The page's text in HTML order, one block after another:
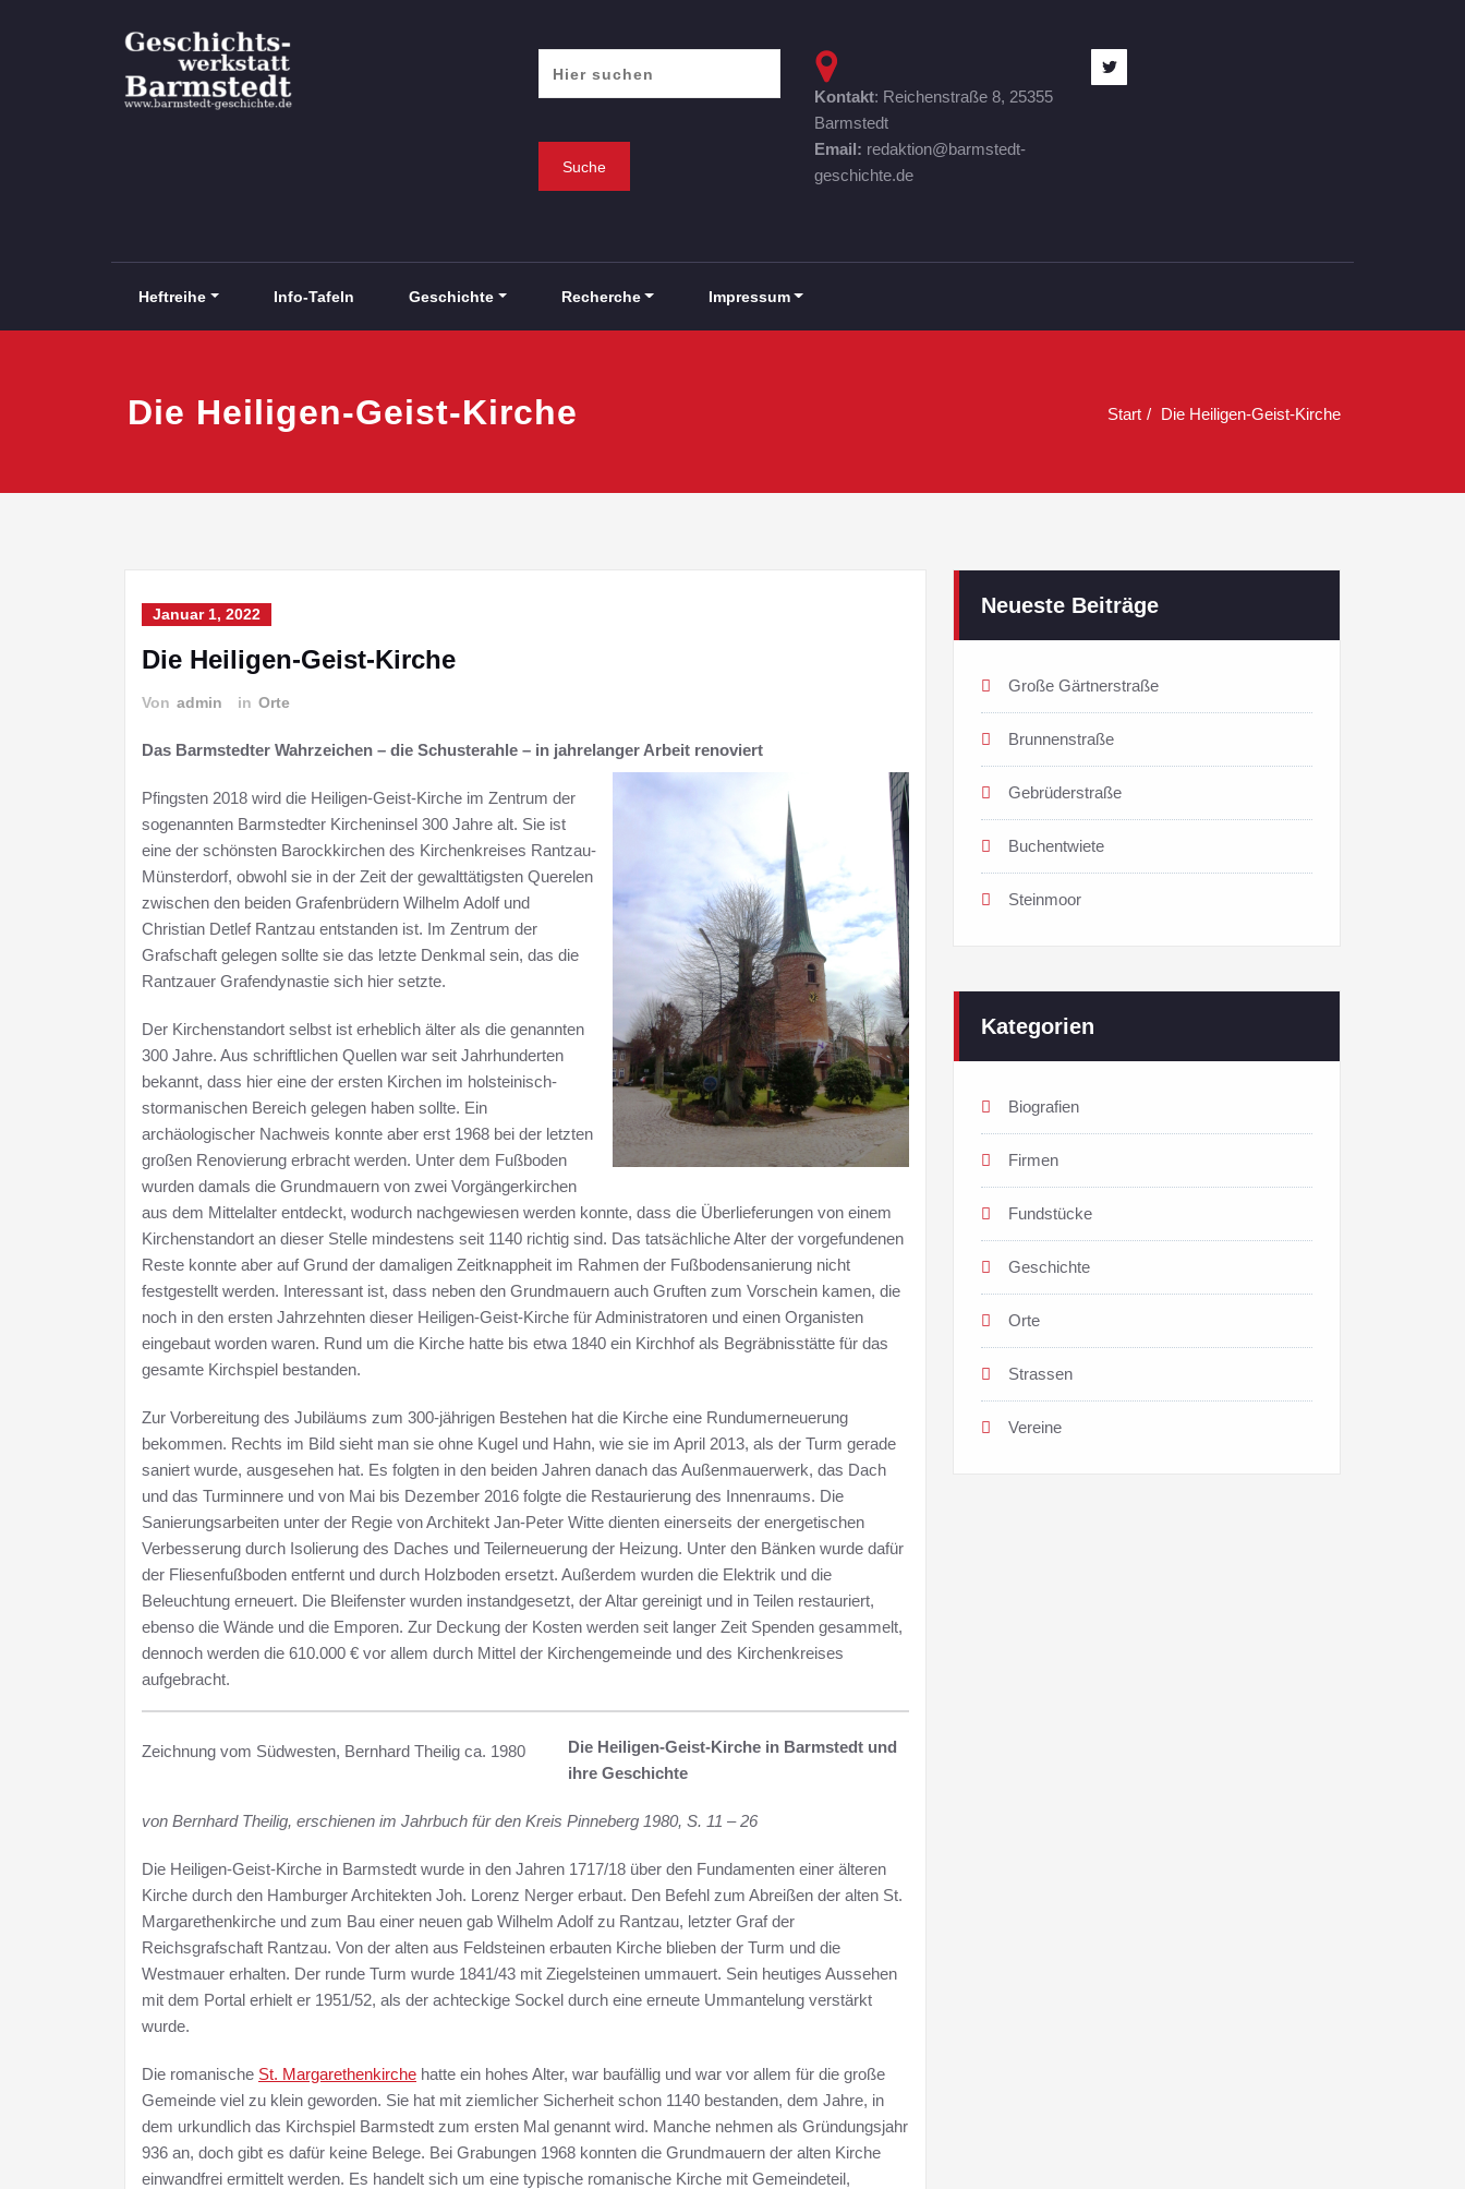
Kontakt: Reichenstraße 8, 25355
Barmstedt
Email: redaktion@barmstedt-
geschichte.de
Heftreihe Info-Tafeln Geschichte Recherche Impressum
Die Heiligen-Geist-Kirche Start Die Heiligen-Geist-Kirche
Januar 1, 2022
Die Heiligen-Geist-Kirche
Von admin in Orte
Das Barmstedter Wahrzeichen – die Schusterahle – in jahrelanger Arbeit renoviert
Pfingsten 2018 wird die Heiligen-Geist-Kirche im Zentrum der
sogenannten Barmstedter Kircheninsel 300 Jahre alt. Sie ist
eine der schönsten Barockkirchen des Kirchenkreises Rantzau-
Münsterdorf, obwohl sie in der Zeit der gewalttätigsten Querelen
zwischen den beiden Grafenbrüdern Wilhelm Adolf und
Christian Detlef Rantzau entstanden ist. Im Zentrum der
Grafschaft gelegen sollte sie das letzte Denkmal sein, das die
Rantzauer Grafendynastie sich hier setzte.
Der Kirchenstandort selbst ist erheblich älter als die genannten
300 Jahre. Aus schriftlichen Quellen war seit Jahrhunderten
bekannt, dass hier eine der ersten Kirchen im holsteinisch-
stormanischen Bereich gelegen haben sollte. Ein
archäologischer Nachweis konnte aber erst 1968 bei der letzten
großen Renovierung erbracht werden. Unter dem Fußboden
wurden damals die Grundmauern von zwei Vorgängerkirchen
aus dem Mittelalter entdeckt, wodurch nachgewiesen werden konnte, dass die Überlieferungen von einem
Kirchenstandort an dieser Stelle mindestens seit 1140 richtig sind. Das tatsächliche Alter der vorgefundenen
Reste konnte aber auf Grund der damaligen Zeitknappheit im Rahmen der Fußbodensanierung nicht
festgestellt werden. Interessant ist, dass neben den Grundmauern auch Gruften zum Vorschein kamen, die
noch in den ersten Jahrzehnten dieser Heiligen-Geist-Kirche für Administratoren und einen Organisten
eingebaut worden waren. Rund um die Kirche hatte bis etwa 1840 ein Kirchhof als Begräbnisstätte für das
gesamte Kirchspiel bestanden.
Zur Vorbereitung des Jubiläums zum 300-jährigen Bestehen hat die Kirche eine Rundumerneuerung
bekommen. Rechts im Bild sieht man sie ohne Kugel und Hahn, wie sie im April 2013, als der Turm gerade
saniert wurde, ausgesehen hat. Es folgten in den beiden Jahren danach das Außenmauerwerk, das Dach
und das Turminnere und von Mai bis Dezember 2016 folgte die Restaurierung des Innenraums. Die
Sanierungsarbeiten unter der Regie von Architekt Jan-Peter Witte dienten einerseits der energetischen
Verbesserung durch Isolierung des Daches und Teilerneuerung der Heizung. Unter den Bänken wurde dafür
der Fliesenfußboden entfernt und durch Holzboden ersetzt. Außerdem wurden die Elektrik und die
Beleuchtung erneuert. Die Bleifenster wurden instandgesetzt, der Altar gereinigt und in Teilen restauriert,
ebenso die Wände und die Emporen. Zur Deckung der Kosten werden seit langer Zeit Spenden gesammelt,
dennoch werden die 610.000 € vor allem durch Mittel der Kirchengemeinde und des Kirchenkreises
aufgebracht.
Zeichnung vom Südwesten, Bernhard Theilig ca. 1980
Die Heiligen-Geist-Kirche in Barmstedt und
ihre Geschichte
von Bernhard Theilig, erschienen im Jahrbuch für den Kreis Pinneberg 1980, S. 11 – 26
Die Heiligen-Geist-Kirche in Barmstedt wurde in den Jahren 1717/18 über den Fundamenten einer älteren
Kirche durch den Hamburger Architekten Joh. Lorenz Nerger erbaut. Den Befehl zum Abreißen der alten St.
Margarethenkirche und zum Bau einer neuen gab Wilhelm Adolf zu Rantzau, letzter Graf der
Reichsgrafschaft Rantzau. Von der alten aus Feldsteinen erbauten Kirche blieben der Turm und die
Westmauer erhalten. Der runde Turm wurde 1841/43 mit Ziegelsteinen ummauert. Sein heutiges Aussehen
mit dem Portal erhielt er 1951/52, als der achteckige Sockel durch eine erneute Ummantelung verstärkt
wurde.
Die romanische St. Margarethenkirche hatte ein hohes Alter, war baufällig und war vor allem für die große
Gemeinde viel zu klein geworden. Sie hat mit ziemlicher Sicherheit schon 1140 bestanden, dem Jahre, in
dem urkundlich das Kirchspiel Barmstedt zum ersten Mal genannt wird. Manche nehmen als Gründungsjahr
936 an, doch gibt es dafür keine Belege. Bei Grabungen 1968 konnten die Grundmauern der alten Kirche
einwandfrei ermittelt werden. Es handelt sich um eine typische romanische Kirche mit Gemeindeteil,
Neueste Beiträge
Große Gärtnerstraße
Brunnenstraße
Gebrüderstraße
Buchentwiete
Steinmoor
Kategorien
Biografien
Firmen
Fundstücke
Geschichte
Orte
Strassen
Vereine